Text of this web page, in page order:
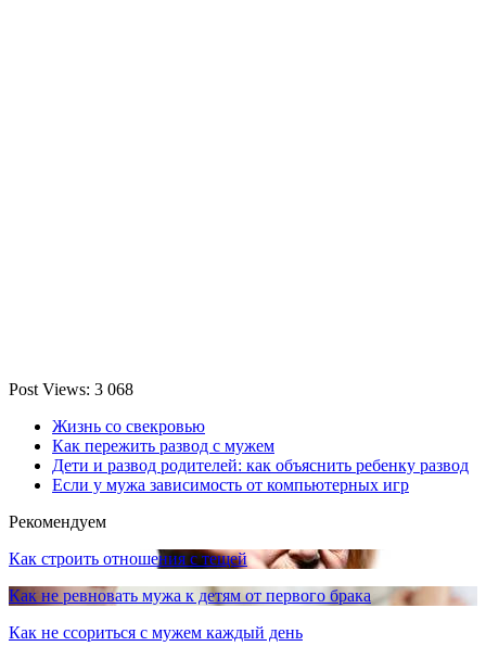
Post Views: 3 068
Жизнь со свекровью
Как пережить развод с мужем
Дети и развод родителей: как объяснить ребенку развод
Если у мужа зависимость от компьютерных игр
Рекомендуем
Как строить отношения с тещей
Как не ревновать мужа к детям от первого брака
Как не ссориться с мужем каждый день